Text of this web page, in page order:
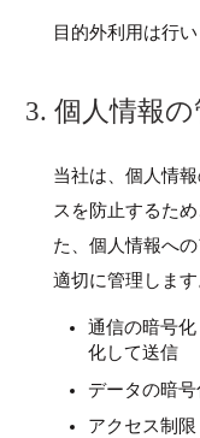
目的外利用は行い
3. 個人情報の
当社は、個人情
スを防止するた
た、個人情報へ
適切に管理します
通信の暗号
化して送信
データの暗
アクセス制